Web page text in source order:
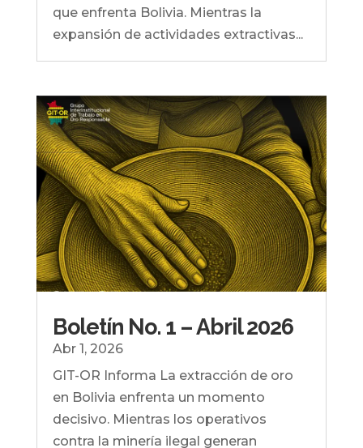
que enfrenta Bolivia. Mientras la
expansión de actividades extractivas...
Boletín No. 1 – Abril 2026
Abr 1, 2026
GIT-OR Informa La extracción de oro
en Bolivia enfrenta un momento
decisivo. Mientras los operativos
contra la minería ilegal generan